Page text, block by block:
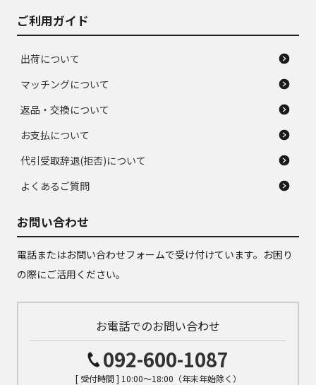
ご利用ガイド
出荷について
マッチングについて
返品・交換について
お支払について
代引受取辞退(拒否)について
よくあるご質問
お問い合わせ
電話またはお問い合わせフォームで受け付けています。お困り
の際にご活用ください。
お電話でのお問い合わせ
092-600-1087
[ 受付時間 ] 10:00～18:00（年末年始除く）